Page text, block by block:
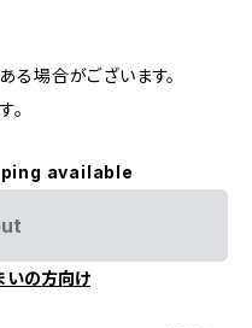
場合がございます。
。
available
いの方向け